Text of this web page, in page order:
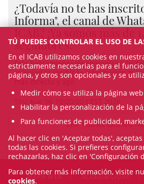
¿Todavía no te has
Informa", el canal de
seguidores!
Esta herramienta de comunicación
colegiadas recibir la información más
más directa y ágil.
VER TODAS LAS
MAPA WEB ACCESIBILIDAD
TÚ PUEDES CONTROLAR EL USO DE
En el ICAB utilizamos cookies en
estrictamente necesarias para el
página, y otros son opcionales y se
Medir cómo se utiliza la página
Habilitar la personalización de la
Para funciones de publicidad,
Al hacer clic en 'Aceptar todas',
todas las cookies. Si prefieres
rechazarlas, haz clic en 'Configuración
Para obtener más información, visite
cookies.